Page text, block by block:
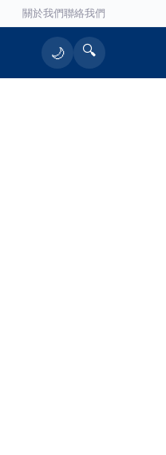
關於我們聯絡我們
🌙 🔍